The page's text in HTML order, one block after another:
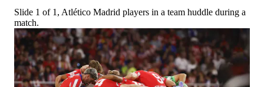
Slide 1 of 1, Atlético Madrid players in a team huddle during a
match.